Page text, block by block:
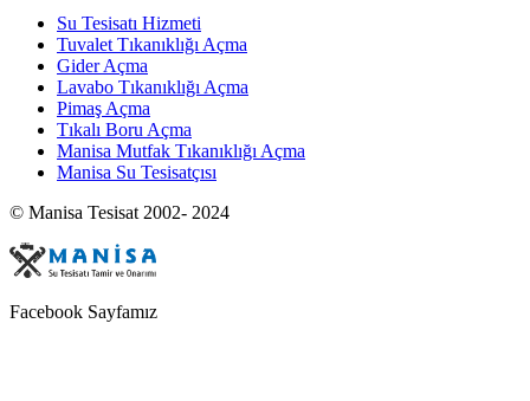
Su Tesisatı Hizmeti
Tuvalet Tıkanıklığı Açma
Gider Açma
Lavabo Tıkanıklığı Açma
Pimaş Açma
Tıkalı Boru Açma
Manisa Mutfak Tıkanıklığı Açma
Manisa Su Tesisatçısı
© Manisa Tesisat 2002- 2024
Facebook Sayfamız